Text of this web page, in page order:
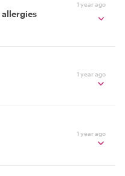
1 year ago
1 year ago
1 year ago